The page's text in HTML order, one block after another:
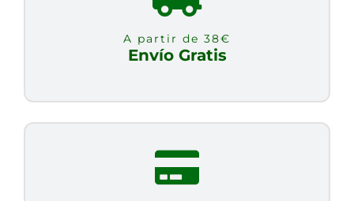
A partir de 38€
Envío Gratis